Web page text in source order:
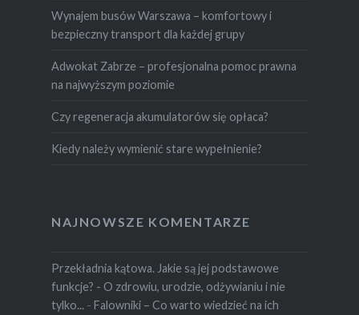
Wynajem busów Warszawa – komfortowy i
bezpieczny transport dla każdej grupy
Adwokat Zabrze – profesjonalna pomoc prawna
na najwyższym poziomie
Czy regeneracja akumulatorów się opłaca?
Kiedy należy wymienić stare wypełnienie?
NAJNOWSZE KOMENTARZE
Przekładnia kątowa. Jakie są jej podstawowe
funkcje? - O zdrowiu, urodzie, odżywianiu i nie
tylko... - Falowniki – Co warto wiedzieć na ich